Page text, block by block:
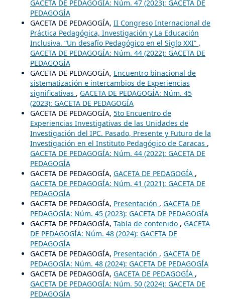
GACETA DE PEDAGOGÍA: Núm. 47 (2023): GACETA DE
PEDAGOGÍA
GACETA DE PEDAGOGÍA, II Congreso Internacional de
Práctica Pedagógica, Investigación y La Educación
Inclusiva. “Un desafío Pedagógico en el Siglo XXI” ,
GACETA DE PEDAGOGÍA: Núm. 44 (2022): GACETA DE
PEDAGOGÍA
GACETA DE PEDAGOGÍA, Encuentro binacional de
sistematización e intercambios de Experiencias
significativas , GACETA DE PEDAGOGÍA: Núm. 45
(2023): GACETA DE PEDAGOGÍA
GACETA DE PEDAGOGÍA, 5to Encuentro de
Experiencias Investigativas de las Unidades de
Investigación del IPC. Pasado, Presente y Futuro de la
Investigación en el Instituto Pedagógico de Caracas ,
GACETA DE PEDAGOGÍA: Núm. 44 (2022): GACETA DE
PEDAGOGÍA
GACETA DE PEDAGOGÍA, GACETA DE PEDAGOGÍA ,
GACETA DE PEDAGOGÍA: Núm. 41 (2021): GACETA DE
PEDAGOGÍA
GACETA DE PEDAGOGÍA, Presentación , GACETA DE
PEDAGOGÍA: Núm. 45 (2023): GACETA DE PEDAGOGÍA
GACETA DE PEDAGOGÍA, Tabla de contenido , GACETA
DE PEDAGOGÍA: Núm. 48 (2024): GACETA DE
PEDAGOGÍA
GACETA DE PEDAGOGÍA, Presentación , GACETA DE
PEDAGOGÍA: Núm. 48 (2024): GACETA DE PEDAGOGÍA
GACETA DE PEDAGOGÍA, GACETA DE PEDAGOGÍA ,
GACETA DE PEDAGOGÍA: Núm. 50 (2024): GACETA DE
PEDAGOGÍA